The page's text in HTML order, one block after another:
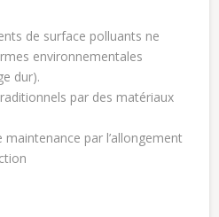
de surface polluants ne
environnementales
dur).
par des matériaux
par l’allongement